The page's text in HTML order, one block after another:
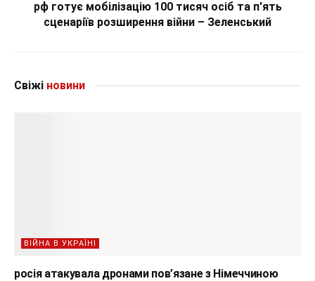
рф готує мобілізацію 100 тисяч осіб та п'ять
сценаріїв розширення війни – Зеленський
Свіжі новини
ВІЙНА В УКРАЇНІ
росія атакувала дронами пов’язане з Німеччиною